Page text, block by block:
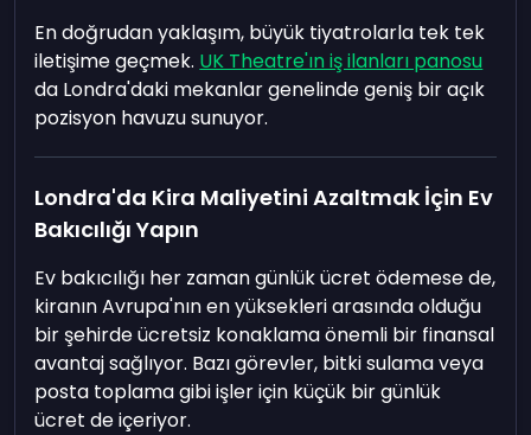
En doğrudan yaklaşım, büyük tiyatrolarla tek tek
iletişime geçmek. UK Theatre'ın iş ilanları panosu
da Londra'daki mekanlar genelinde geniş bir açık
pozisyon havuzu sunuyor.
Londra'da Kira Maliyetini Azaltmak İçin Ev
Bakıcılığı Yapın
Ev bakıcılığı her zaman günlük ücret ödemese de,
kiranın Avrupa'nın en yüksekleri arasında olduğu
bir şehirde ücretsiz konaklama önemli bir finansal
avantaj sağlıyor. Bazı görevler, bitki sulama veya
posta toplama gibi işler için küçük bir günlük
ücret de içeriyor.